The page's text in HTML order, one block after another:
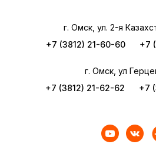
г. Омск, ул. 2-я
+7 (3812) 21-60-60
+7
г. Омск, ул
+7 (3812) 21-62-62
+7